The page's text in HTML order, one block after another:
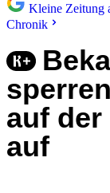
Kleine Zeitung
Chronik
auf
auf